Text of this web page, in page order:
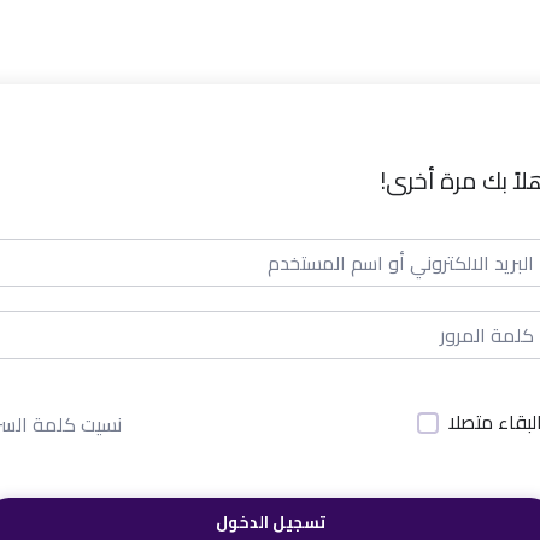
بك مرة أخرى!
متصلا نسيت كلمة
تسجيل الدخول